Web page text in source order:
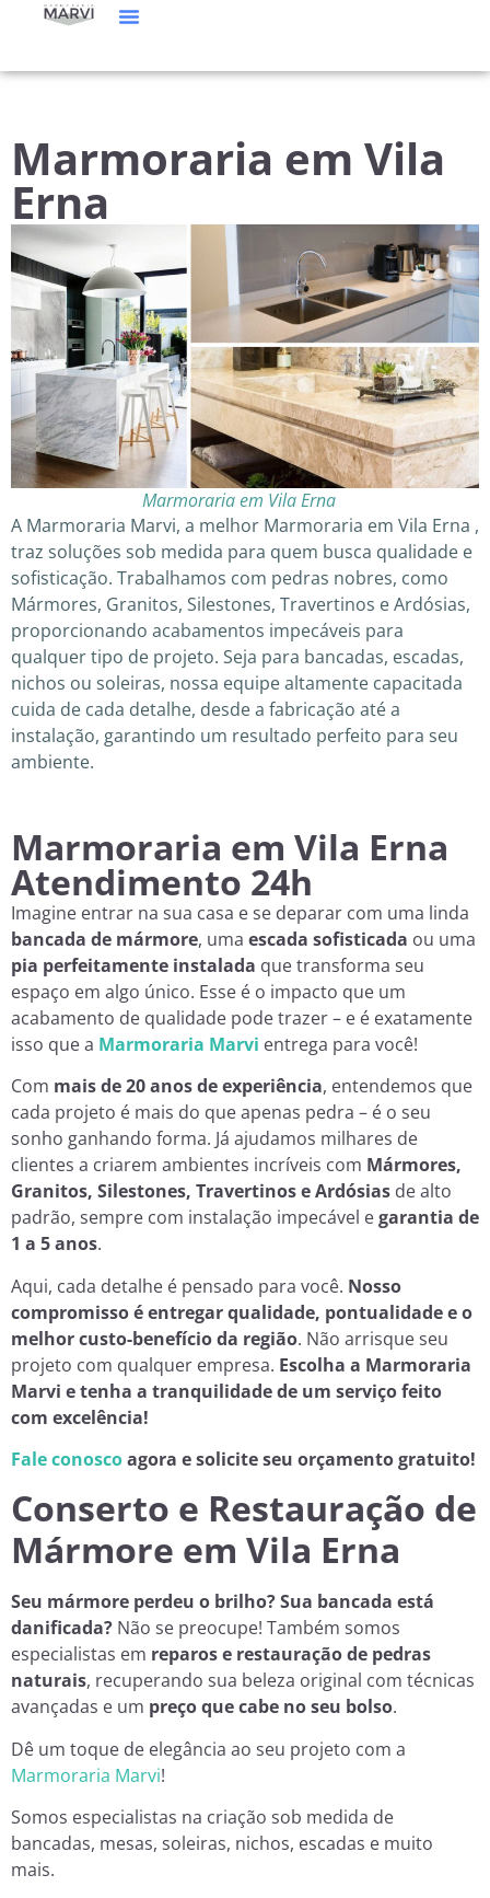
Marmoraria em Vila
Erna
Marmoraria em Vila Erna
A Marmoraria Marvi, a melhor Marmoraria em Vila Erna ,
traz soluções sob medida para quem busca qualidade e
sofisticação. Trabalhamos com pedras nobres, como
Mármores, Granitos, Silestones, Travertinos e Ardósias,
proporcionando acabamentos impecáveis para
qualquer tipo de projeto. Seja para bancadas, escadas,
nichos ou soleiras, nossa equipe altamente capacitada
cuida de cada detalhe, desde a fabricação até a
instalação, garantindo um resultado perfeito para seu
ambiente.
Marmoraria em Vila Erna
Atendimento 24h
Imagine entrar na sua casa e se deparar com uma linda
bancada de mármore, uma escada sofisticada ou uma
pia perfeitamente instalada que transforma seu
espaço em algo único. Esse é o impacto que um
acabamento de qualidade pode trazer – e é exatamente
isso que a Marmoraria Marvi entrega para você!
Com mais de 20 anos de experiência, entendemos que
cada projeto é mais do que apenas pedra – é o seu
sonho ganhando forma. Já ajudamos milhares de
clientes a criarem ambientes incríveis com Mármores,
Granitos, Silestones, Travertinos e Ardósias de alto
padrão, sempre com instalação impecável egarantia de
1 a 5 anos.
Aqui, cada detalhe é pensado para você. Nosso
compromisso é entregar qualidade, pontualidade e o
melhor custo-benefício da região. Não arrisque seu
projeto com qualquer empresa. Escolha a Marmoraria
Marvi e tenha a tranquilidade de um serviço feito
com excelência!
Fale conoscoagora e solicite seu orçamento gratuito!
Conserto e Restauração de
Mármore em Vila Erna
Seu mármore perdeu o brilho? Sua bancada está
danificada? Não se preocupe! Também somos
especialistas em reparos e restauração de pedras
naturais, recuperando sua beleza original com técnicas
avançadas e um preço que cabe no seu bolso.
Dê um toque de elegância ao seu projeto com a
Marmoraria Marvi!
Somos especialistas na criação sob medida de
bancadas, mesas, soleiras, nichos, escadas e muito
mais.